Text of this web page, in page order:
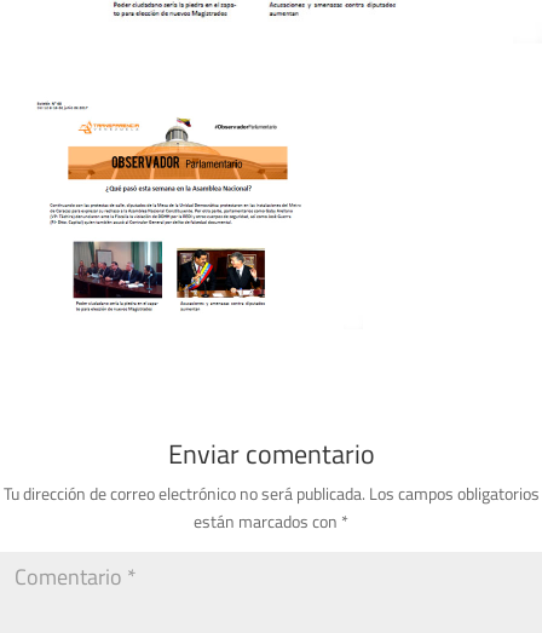
Enviar comentario
Tu dirección de correo electrónico no será publicada. Los campos obligatorios
están marcados con *